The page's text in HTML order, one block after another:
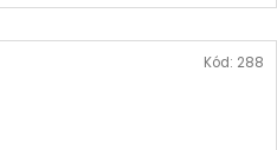
Kód: 288